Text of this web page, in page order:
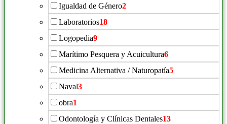
Igualdad de Género2
Laboratorios18
Logopedia9
Marítimo Pesquera y Acuicultura6
Medicina Alternativa / Naturopatía5
Naval3
obra1
Odontología y Clínicas Dentales13